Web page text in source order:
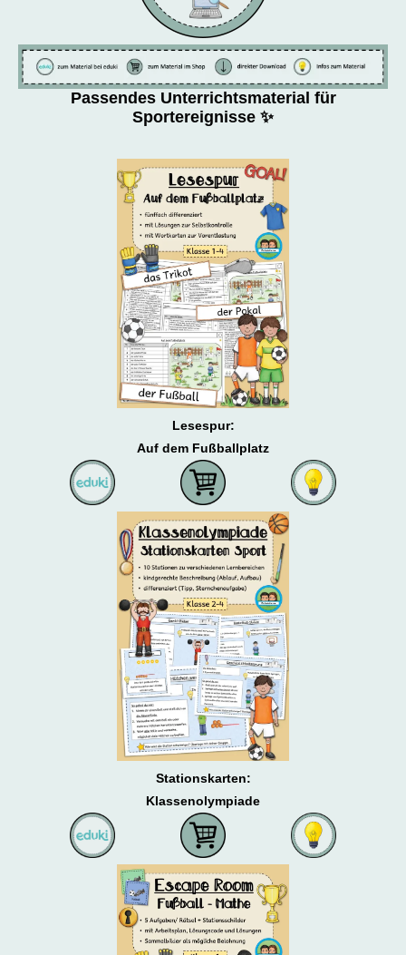
Passendes Unterrichtsmaterial für
Sportereignisse ✨
Lesespur:
Auf dem Fußballplatz
Stationskarten:
Klassenolympiade